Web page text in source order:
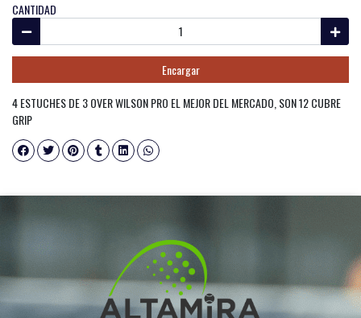
CANTIDAD
Encargar
4 ESTUCHES DE 3 OVER WILSON PRO EL MEJOR DEL MERCADO, SON 12 CUBRE
GRIP